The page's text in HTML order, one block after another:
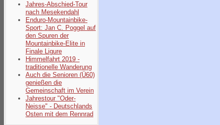
Jahres-Abschied-Tour
nach Mesekendahl
Enduro-Mountainbike-
Sport: Jan C. Poggel auf
den Spuren der
Mountainbike-Elite in
Finale Ligure
Himmelfahrt 2019 -
traditionelle Wanderung
Auch die Senioren (Ü60)
genießen die
Gemeinschaft im Verein
Jahrestour "Oder-
Neisse" - Deutschlands
Osten mit dem Rennrad